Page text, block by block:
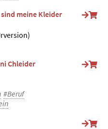
meine Kleider
Chleider
#Beruf